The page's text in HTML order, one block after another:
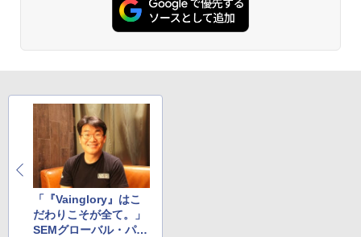
【純正品】Xbox ワイヤレス コントロー
￥8,020
B-C ケーブル
￥2,618
￥3,523
第三章 蛇神 (Amazon.co.jp限定オリジ
ナル三方背収納ケース付きコレクション)
(オリジナル特典:オリジナル巾着＋メー
カー特典:【坤と離】二振りの剣、十翼よ
ボード付) [Blu-ray]
￥10,780
「『Vainglory』はこ
だわりこそが全て。」
SEMグローバル・パブ